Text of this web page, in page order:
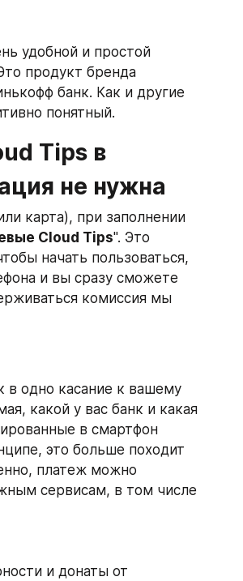
удобной и простой
продукт бренда
банк. Как и другие
понятный.
Tips в
не нужна
карта), при заполнении
Cloud Tips". Это
начать пользоваться,
и вы сразу сможете
комиссия мы
в одно касание к вашему
какой у вас банк и какая
в смартфон
это больше походит
платеж можно
сервисам, в том числе
и донаты от